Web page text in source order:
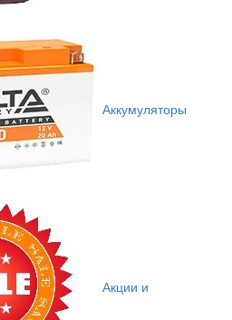
Аккумуляторы
Акции и